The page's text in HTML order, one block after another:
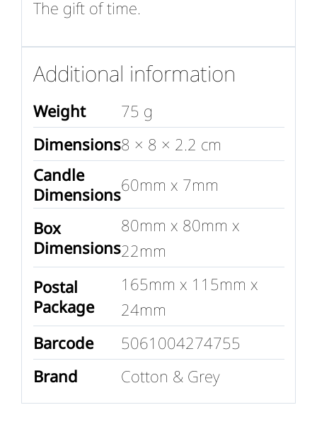
The gift of time.
Additional information
Weight
75 g
Dimensions8 × 8 × 2.2 cm
Candle
Dimensions60mm x 7mm
Box
Dimensions
80mm x 80mm x
22mm
Postal
Package
165mm x 115mm x
24mm
Barcode
5061004274755
Brand
Cotton & Grey